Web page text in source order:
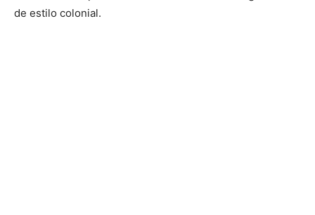
de estilo colonial.